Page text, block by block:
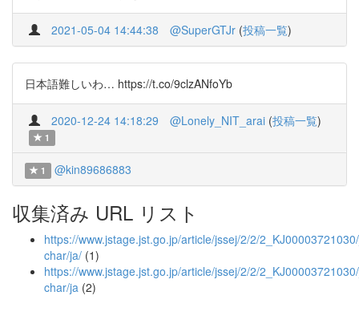
2021-05-04 14:44:38 @SuperGTJr (投稿一覧)
日本語難しいわ… https://t.co/9clzANfoYb
2020-12-24 14:18:29 @Lonely_NIT_arai (投稿一覧)
1
1 @kin89686883
収集済み URL リスト
https://www.jstage.jst.go.jp/article/jssej/2/2/
char/ja/ (1)
https://www.jstage.jst.go.jp/article/jssej/2/2/
char/ja (2)